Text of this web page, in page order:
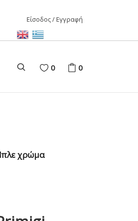
Είσοδος / Εγγραφή
0 0
χρώμα